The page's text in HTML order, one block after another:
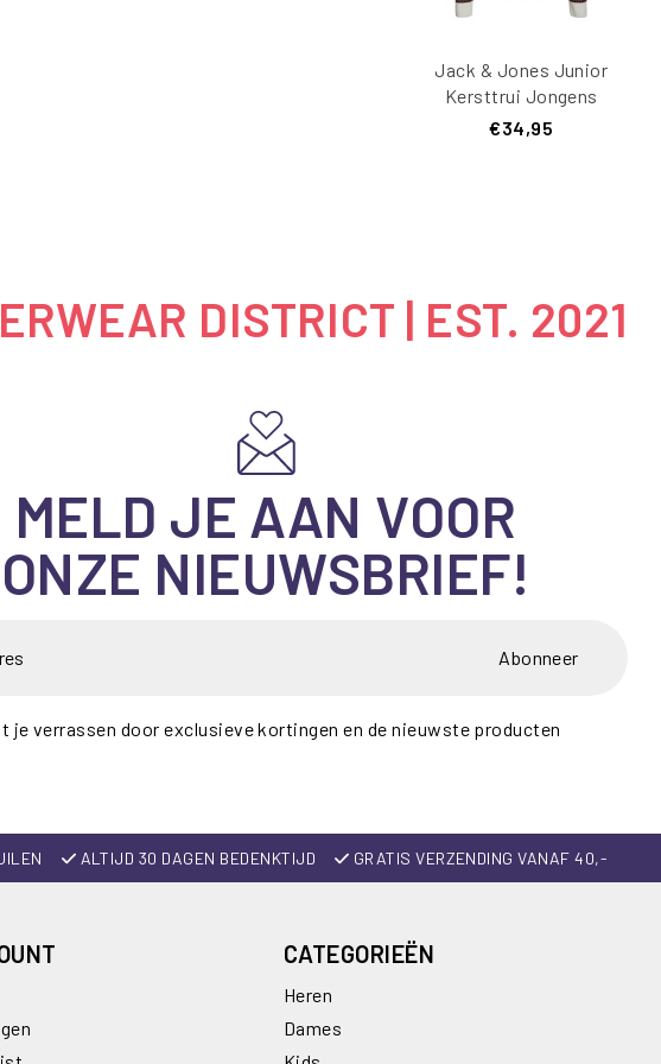
Jack & Jones Junior
Kersttrui Jongens
JORSNOWBALL
€34,95
DISTRICT | EST. 2021
MELD JE AAN VOOR
ONZE NIEUWSBRIEF!
Abonneer
je verrassen door exclusieve kortingen en de nieuwste producten
ALTIJD 30 DAGEN BEDENKTIJD GRATIS VERZENDING VANAF 40,-
CATEGORIEËN
Heren
Dames